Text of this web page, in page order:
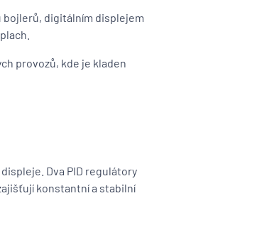
bojlerů, digitálním displejem
provozů, kde je kladen
Dva PID regulátory
konstantní a stabilní